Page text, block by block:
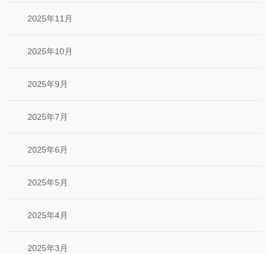
2025年11月
2025年10月
2025年9月
2025年7月
2025年6月
2025年5月
2025年4月
2025年3月